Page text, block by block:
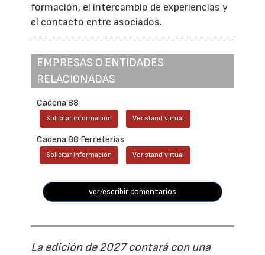
formación, el intercambio de experiencias y
el contacto entre asociados.
EMPRESAS O ENTIDADES
RELACIONADAS
Cadena 88
Solicitar información Ver stand virtual
Cadena 88 Ferreterías
Solicitar información Ver stand virtual
ver/escribir comentarios
La edición de 2027 contará con una